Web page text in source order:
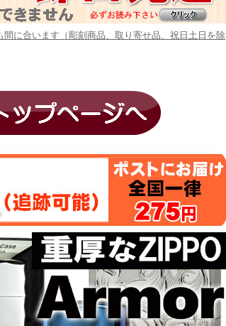
に合います（彫刻商品、取り寄せ品、祝日土日を除